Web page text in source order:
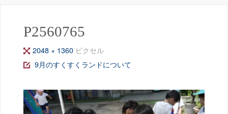
P2560765
フ
ル
イ
ズ
2048 × 1360 ピクセル
9月のすくすくランドについて